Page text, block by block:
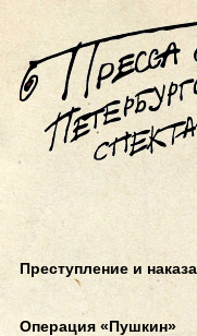
Преступление и
Операция «Пушкин»